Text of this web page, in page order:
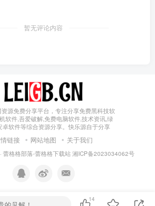
暂无评论内容
源免费分享平台，专注分享免费黑科技软
软件,吾爱破解,免费电脑软件,技术资讯,绿
卓软件等综合资源分享。快乐源自于分享
链接 网站地图 关于我们
蕾格格部落-蕾格格下载站 湘ICP备2023034062号
14